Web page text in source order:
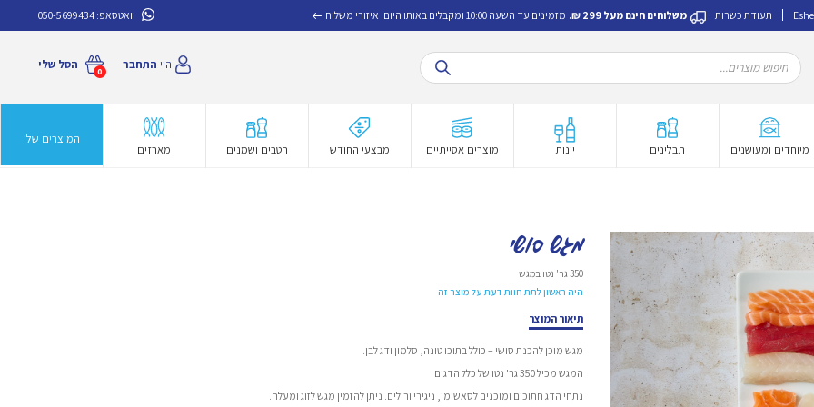
תעודת כשרות משלוחים חינם מעל 299 ₪. מזמינים עד השעה 10:00 ומקבלים באותו היום. איזורי משלוח וואטסאפ: 050-5699434
הסל שלי 0 היי התחבר
Products
search
מיוחדים ומעושנים תבלינים יינות מוצרים אסייתיים מבצעי החודש רטבים ושמנים מארזים
המוצרים שלי
מגש סושי
350 גר' נטו במגש
היה ראשון לתת חוות דעת על מוצר זה
תיאור המוצר
מגש מוכן להכנת סושי – כולל בתוכו טונה, סלמון ודג לבן.
המגש מכיל 350 גר' נטו של כלל הדגים
נתחי הדג חתוכים ומוכנים לסאשימי, ניגירי ורולים. ניתן להזמין מגש לזוג ומעלה.